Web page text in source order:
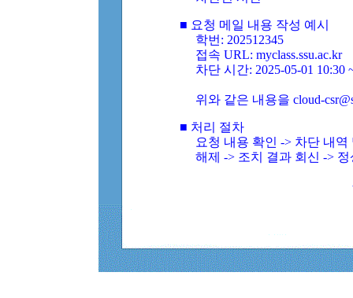
■ 요청 메일 내용 작성 예시
학번: 202512345
접속 URL: myclass.ssu.ac.kr
차단 시간: 2025-05-01 10:30
위와 같은 내용을 cloud-
■ 처리 절차
요청 내용 확인 -> 차단 내
해제 -> 조치 결과 회신 ->